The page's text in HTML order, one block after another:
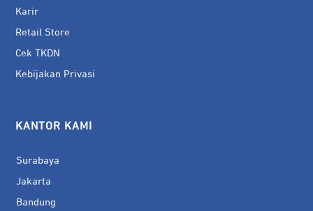
Karir
Retail Store
Cek TKDN
Kebijakan Privasi
KANTOR KAMI
Surabaya
Jakarta
Bandung